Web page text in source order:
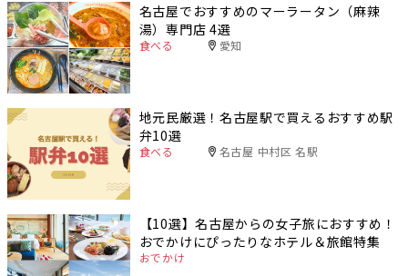
名古屋でおすすめのマーラータン（麻辣
湯）専門店 4選
食べる 愛知
地元民厳選！名古屋駅で買えるおすすめ駅
弁10選
食べる 名古屋 中村区 名駅
【10選】名古屋からの女子旅におすすめ！
おでかけにぴったりなホテル＆旅館特集
おでかけ